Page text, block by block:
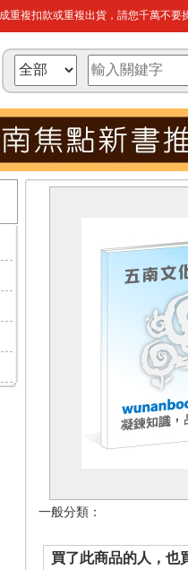
重複扣款或重複出貨，請您千萬不要
一般分類：
買了此商品的人，也